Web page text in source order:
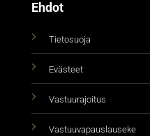
Ehdot
Tietosuoja
Evästeet
Vastuurajoitus
Vastuuvapauslauseke